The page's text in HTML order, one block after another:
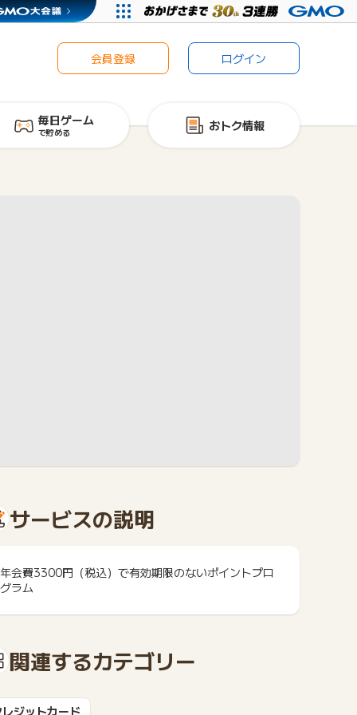
会員登録 ログイン
毎日ゲーム
で貯める おトク情報
サービスの説明
年会費3300円（税込）で有効期限のないポイントプロ
グラム
関連するカテゴリー
レジットカード